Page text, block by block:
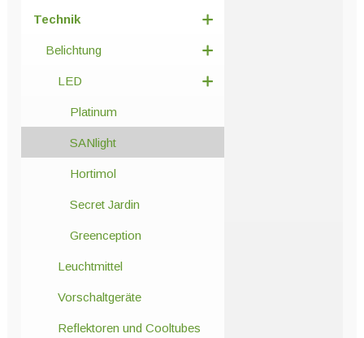
Technik
Belichtung
LED
Platinum
SANlight
Hortimol
Secret Jardin
Greenception
Leuchtmittel
Vorschaltgeräte
Reflektoren und Cooltubes